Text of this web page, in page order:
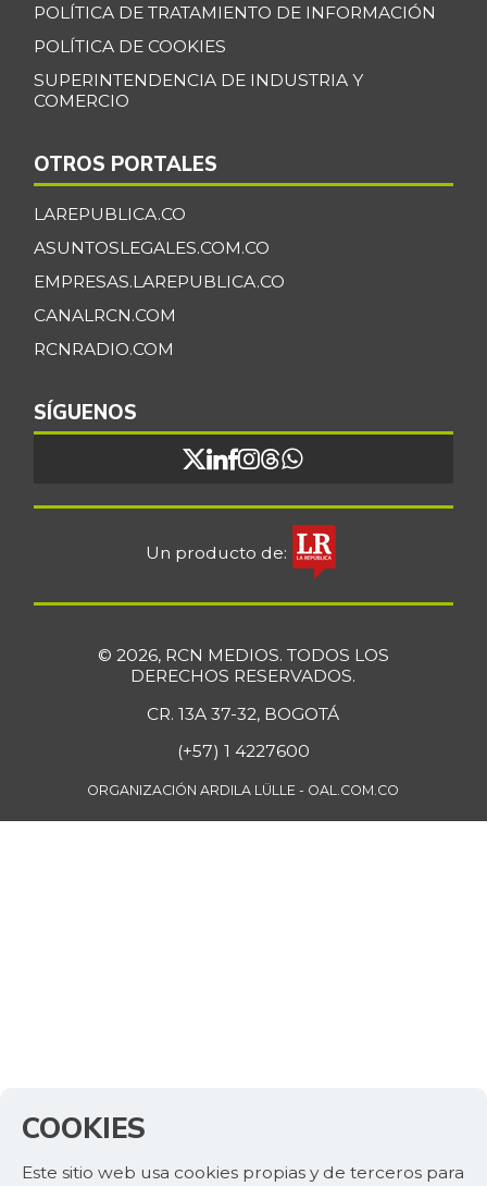
POLÍTICA DE TRATAMIENTO DE INFORMACIÓN
POLÍTICA DE COOKIES
SUPERINTENDENCIA DE INDUSTRIA Y
COMERCIO
OTROS PORTALES
LAREPUBLICA.CO
ASUNTOSLEGALES.COM.CO
EMPRESAS.LAREPUBLICA.CO
CANALRCN.COM
RCNRADIO.COM
SÍGUENOS
Un producto de:
© 2026, RCN MEDIOS. TODOS LOS
DERECHOS RESERVADOS.
CR. 13A 37-32, BOGOTÁ
(+57) 1 4227600
ORGANIZACIÓN ARDILA LÜLLE - OAL.COM.CO
COOKIES
Este sitio web usa cookies propias y de terceros para